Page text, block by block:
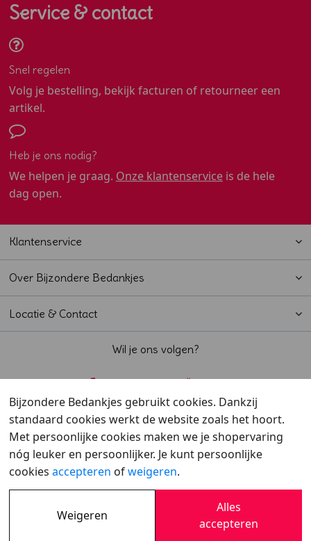
Service & contact
Snel regelen
Volg je bestelling, bekijk facturen of retourneer een
artikel.
Heb je ons nodig?
We helpen je graag. Onze klantenserviceis de hele
dag open.
Klantenservice
Over Bijzondere Bedankjes
Locatie & Contact
Wil je ons volgen?
Beoordeeld met een door klanten
Overzicht • Cookies•Privacy
Bijzondere Bedankjes gebruikt cookies. Dankzij
standaard cookies werkt de website zoals het hoort.
Met persoonlijke cookies maken we je shopervaring
nóg leuker en persoonlijker. Je kunt persoonlijke
cookies accepteren ofweigeren.
Weigeren
Alles
accepteren